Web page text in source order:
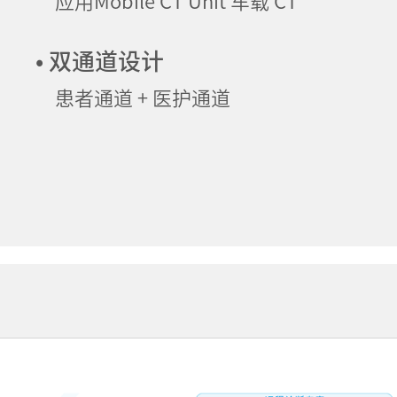
• 双通道设计
患者通道 + 医护通道